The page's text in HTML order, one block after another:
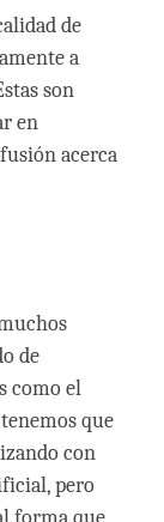
de
a
son
en
acerca
de
como el
que
con
pero